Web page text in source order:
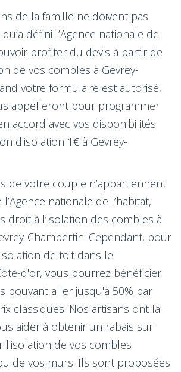
de la famille ne doivent pas
défini l’Agence nationale de
profiter du devis à partir de
de vos combles à Gevrey-
votre formulaire est autorisé,
appelleront pour programmer
accord avec vos disponibilités
d'isolation 1€ à Gevrey-
de votre couple n’appartiennent
nationale de l’habitat,
droit à l’isolation des combles à
Chambertin. Cependant, pour
de toit dans le
d'or, vous pourrez bénéficier
pouvant aller jusqu'à 50% par
classiques. Nos artisans ont la
aider à obtenir un rabais sur
l'isolation de vos combles
de vos murs. Ils sont proposées